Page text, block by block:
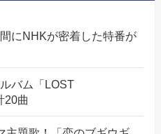
にNHKが密着した特番が
バム「LOST
20曲